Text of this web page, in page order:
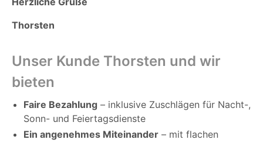
Thorsten
Unser Kunde Thorsten und wir
bieten
Faire Bezahlung – inklusive Zuschlägen für Nacht-,
Sonn- und Feiertagsdienste
Ein angenehmes Miteinander – mit flachen